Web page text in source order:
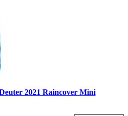
2021 Raincover Mini